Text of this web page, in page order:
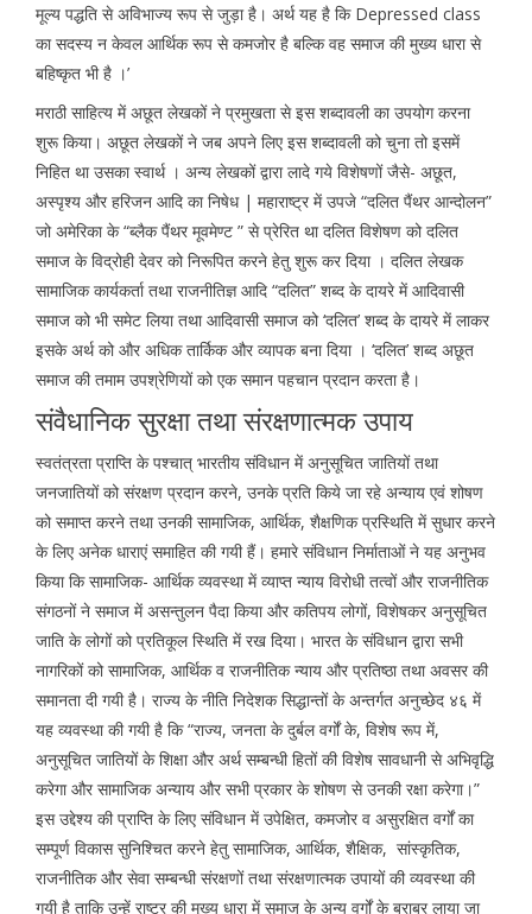
मूल्य पद्धति से अविभाज्य रूप से जुड़ा है। अर्थ यह है कि Depressed class
का सदस्य न केवल आर्थिक रूप से कमजोर है बल्कि वह समाज की मुख्य धारा से
बहिष्कृत भी है ।’
मराठी साहित्य में अछूत लेखकों ने प्रमुखता से इस शब्दावली का उपयोग करना
शुरू किया। अछूत लेखकों ने जब अपने लिए इस शब्दावली को चुना तो इसमें
निहित था उसका स्वार्थ । अन्य लेखकों द्वारा लादे गये विशेषणों जैसे- अछूत,
अस्पृश्य और हरिजन आदि का निषेध | महाराष्ट्र में उपजे “दलित पैंथर आन्दोलन”
जो अमेरिका के “ब्लैक पैंथर मूवमेण्ट ” से प्रेरित था दलित विशेषण को दलित
समाज के विद्रोही देवर को निरूपित करने हेतु शुरू कर दिया । दलित लेखक
सामाजिक कार्यकर्ता तथा राजनीतिज्ञ आदि “दलित” शब्द के दायरे में आदिवासी
समाज को भी समेट लिया तथा आदिवासी समाज को ‘दलित’ शब्द के दायरे में लाकर
इसके अर्थ को और अधिक तार्किक और व्यापक बना दिया । ‘दलित’ शब्द अछूत
समाज की तमाम उपश्रेणियों को एक समान पहचान प्रदान करता है।
संवैधानिक सुरक्षा तथा संरक्षणात्मक उपाय
स्वतंत्रता प्राप्ति के पश्चात् भारतीय संविधान में अनुसूचित जातियों तथा
जनजातियों को संरक्षण प्रदान करने, उनके प्रति किये जा रहे अन्याय एवं शोषण
को समाप्त करने तथा उनकी सामाजिक, आर्थिक, शैक्षणिक प्रस्थिति में सुधार करने
के लिए अनेक धाराएं समाहित की गयी हैं। हमारे संविधान निर्माताओं ने यह अनुभव
किया कि सामाजिक- आर्थिक व्यवस्था में व्याप्त न्याय विरोधी तत्वों और राजनीतिक
संगठनों ने समाज में असन्तुलन पैदा किया और कतिपय लोगों, विशेषकर अनुसूचित
जाति के लोगों को प्रतिकूल स्थिति में रख दिया। भारत के संविधान द्वारा सभी
नागरिकों को सामाजिक, आर्थिक व राजनीतिक न्याय और प्रतिष्ठा तथा अवसर की
समानता दी गयी है। राज्य के नीति निदेशक सिद्धान्तों के अन्तर्गत अनुच्छेद ४६ में
यह व्यवस्था की गयी है कि “राज्य, जनता के दुर्बल वर्गों के, विशेष रूप में,
अनुसूचित जातियों के शिक्षा और अर्थ सम्बन्धी हितों की विशेष सावधानी से अभिवृद्धि
करेगा और सामाजिक अन्याय और सभी प्रकार के शोषण से उनकी रक्षा करेगा।”
इस उद्देश्य की प्राप्ति के लिए संविधान में उपेक्षित, कमजोर व असुरक्षित वर्गों का
सम्पूर्ण विकास सुनिश्चित करने हेतु सामाजिक, आर्थिक, शैक्षिक, सांस्कृतिक,
राजनीतिक और सेवा सम्बन्धी संरक्षणों तथा संरक्षणात्मक उपायों की व्यवस्था की
गयी है ताकि उन्हें राष्ट्र की मुख्य धारा में समाज के अन्य वर्गों के बराबर लाया जा